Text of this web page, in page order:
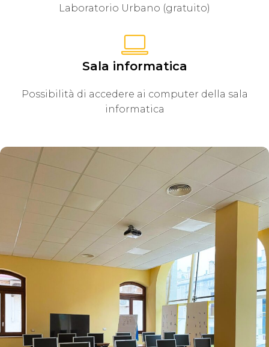
Laboratorio Urbano (gratuito)
Sala informatica
Possibilità di accedere ai computer della sala
informatica